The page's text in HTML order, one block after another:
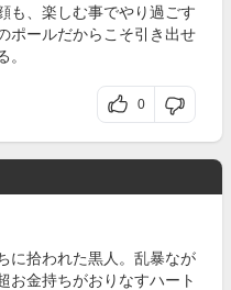
も、楽しむ事でやり過ごす
ポールだからこそ引き出せ
0
に拾われた黒人。乱暴なが
お金持ちがおりなすハート